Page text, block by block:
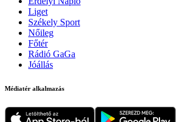
Liget
Székely Sport
Nőileg
Főtér
Rádió GaGa
Jóállás
Médiatér alkalmazás